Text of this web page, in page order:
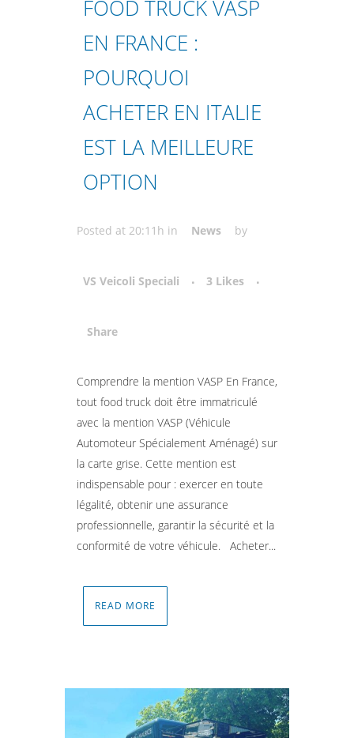
FOOD TRUCK VASP
EN FRANCE :
POURQUOI
ACHETER EN ITALIE
EST LA MEILLEURE
OPTION
Posted at 20:11h in News by
VS Veicoli Speciali 3 Likes
Share
Attiva comando
Comprendre la mention VASP En France,
tout food truck doit être immatriculé
avec la mention VASP (Véhicule
Automoteur Spécialement Aménagé) sur
la carte grise. Cette mention est
indispensable pour : exercer en toute
légalité, obtenir une assurance
professionnelle, garantir la sécurité et la
conformité de votre véhicule. Acheter...
READ MORE